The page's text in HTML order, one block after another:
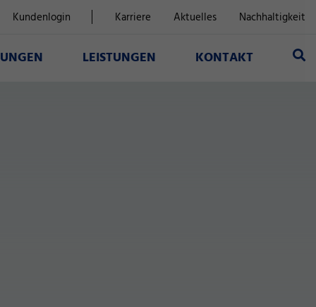
Kundenlogin Karriere Aktuelles Nachhaltigkeit
LEISTUNGEN KONTAKT